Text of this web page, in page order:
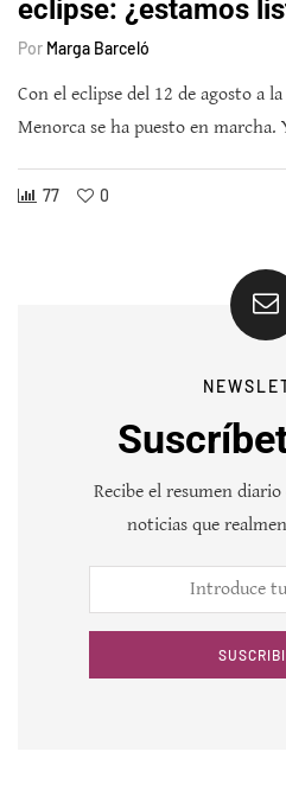
eclipse: ¿estamos
Por Marga Barceló
Con el eclipse del 12 de agosto a
Menorca se ha puesto en marcha.
77 0
Recibe el resumen
noticias que